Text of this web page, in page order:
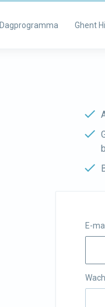
Dagprogramma Ghent
E-